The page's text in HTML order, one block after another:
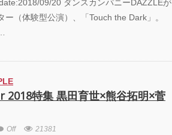
09/20 ダンスカンパニーDAZZLEが
ー（体験型公演）、「Touch the Dark」。
2018特集 黒田育世×熊谷拓明×菅
Off 21381